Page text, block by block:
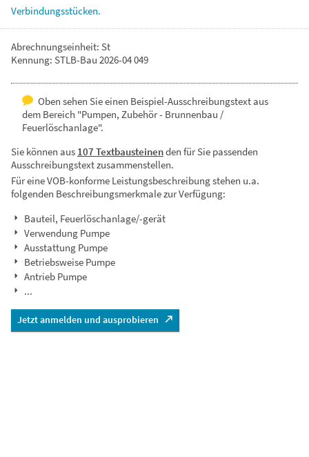
Verbindungsstücken.
Abrechnungseinheit: St
Kennung: STLB-Bau 2026-04 049
Oben sehen Sie einen Beispiel-Ausschreibungstext aus
dem Bereich "Pumpen, Zubehör - Brunnenbau /
Feuerlöschanlage".
Sie können aus 107 Textbausteinenden für Sie passenden
Ausschreibungstext zusammenstellen.
Für eine VOB-konforme Leistungsbeschreibung stehen u.a.
folgenden Beschreibungsmerkmale zur Verfügung:
Bauteil, Feuerlöschanlage/-gerät
Verwendung Pumpe
Ausstattung Pumpe
Betriebsweise Pumpe
Antrieb Pumpe
...
Jetzt anmelden und ausprobieren